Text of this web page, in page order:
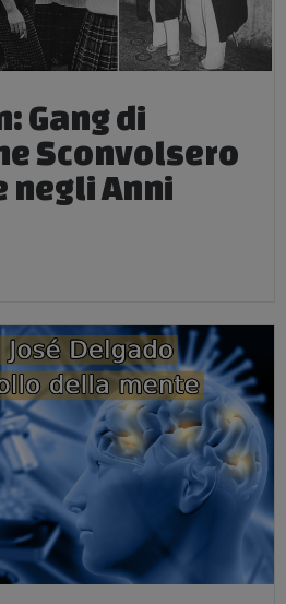
Gang di
Sconvolsero
negli Anni